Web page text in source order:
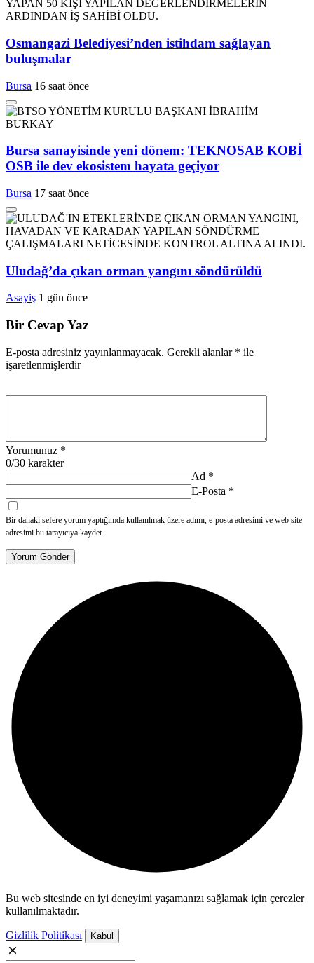
Osmangazi Belediyesi’nden istihdam sağlayan
buluşmalar
Bursa 16 saat önce
Bursa sanayisinde yeni dönem: TEKNOSAB KOBİ
OSB ile dev ekosistem hayata geçiyor
Bursa 17 saat önce
Uludağ’da çıkan orman yangını söndürüldü
Asayiş 1 gün önce
Bir Cevap Yaz
E-posta adresiniz yayınlanmayacak. Gerekli alanlar * ile
işaretlenmişlerdir
Yorumunuz *
0/30 karakter
Ad *
E-Posta *
Bir dahaki sefere yorum yaptığımda kullanılmak üzere adımı, e-posta adresimi ve web site
adresimi bu tarayıcıya kaydet.
Yorum Gönder
Bu web sitesinde en iyi deneyimi yaşamanızı sağlamak için çerezler
kullanılmaktadır.
Gizlilik Politikası Kabul